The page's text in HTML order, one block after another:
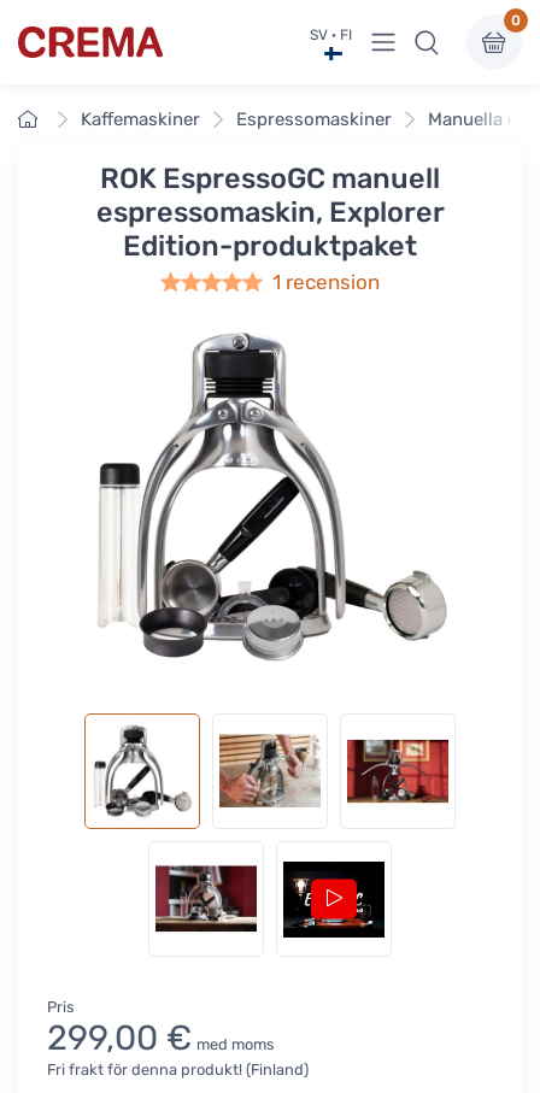
Crema SV · FI Visa undermeny
0
Framsidan
Kaffemaskiner Espressomaskiner Manuella
ROK EspressoGC manuell
espressomaskin, Explorer
Edition-produktpaket
1 recension
Pris
299,00 € med moms
Fri frakt för denna produkt! (Finland)